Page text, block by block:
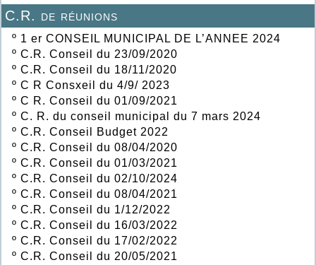
C.R. de réunions
º 1 er CONSEIL MUNICIPAL DE L’ANNEE 2024
º C.R. Conseil du 23/09/2020
º C.R. Conseil du 18/11/2020
º C R Consxeil du 4/9/ 2023
º C R. Conseil du 01/09/2021
º C. R. du conseil municipal du 7 mars 2024
º C.R. Conseil Budget 2022
º C.R. Conseil du 08/04/2020
º C.R. Conseil du 01/03/2021
º C.R. Conseil du 02/10/2024
º C.R. Conseil du 08/04/2021
º C.R. Conseil du 1/12/2022
º C.R. Conseil du 16/03/2022
º C.R. Conseil du 17/02/2022
º C.R. Conseil du 20/05/2021